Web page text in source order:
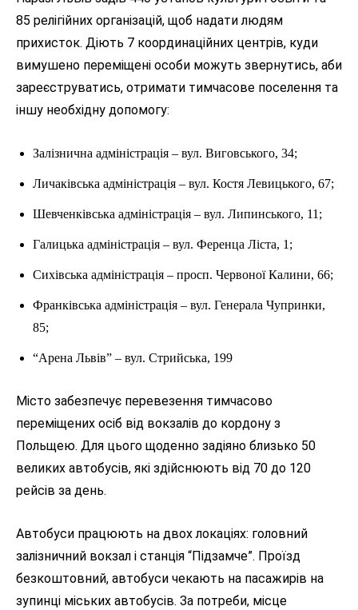
85 релігійних організацій, щоб надати людям
прихисток. Діють 7 координаційних центрів, куди
вимушено переміщені особи можуть звернутись, аби
зареєструватись, отримати тимчасове поселення та
іншу необхідну допомогу:
Залізнична адміністрація – вул. Виговського, 34;
Личаківська адміністрація – вул. Костя Левицького, 67;
Шевченківська адміністрація – вул. Липинського, 11;
Галицька адміністрація – вул. Ференца Ліста, 1;
Сихівська адміністрація – просп. Червоної Калини, 66;
Франківська адміністрація – вул. Генерала Чупринки,
85;
“Арена Львів” – вул. Стрийська, 199
Місто забезпечує перевезення тимчасово
переміщених осіб від вокзалів до кордону з
Польщею. Для цього щоденно задіяно близько 50
великих автобусів, які здійснюють від 70 до 120
рейсів за день.
Автобуси працюють на двох локаціях: головний
залізничний вокзал і станція “Підзамче”. Проїзд
безкоштовний, автобуси чекають на пасажирів на
зупинці міських автобусів. За потреби, місце